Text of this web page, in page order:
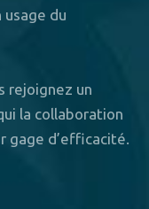
du
rejoignez un
la collaboration
gage d’efficacité.